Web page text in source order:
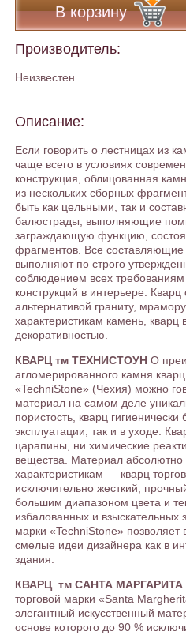
В корзину
Производитель:
Неизвестен
Описание:
Если говорить о лестницах из
чаще всего в условиях
конструкция, облицованная
из нескольких сборных
быть как цельными, так и
балюстрады, выполняющие
заграждающую функцию,
фрагментов. Все составляющие
выполняют по строго
соблюдением всех
конструкций в интерьере. Кварц
альтернативой граниту,
характеристикам камень,
декоративностью.
КВАРЦ тм ТЕХНИСТОУН О
агломерированного камня
«TechniStone» (Чехия) можно
материал на самом деле
пористость, кварц гигиенически
эксплуатации, так и в уходе.
царапины, ни химические
вещества. Материал абсолютно
характеристикам — кварц
исключительно жесткий,
большим диапазоном цвета и
избалованных и взыскательных
марки «TechniStone» позволяет
смелые идеи дизайнера как в
здания.
КВАРЦ тм САНТА МАРГАРИТА
торговой марки «Santa
элегантный искусственный
основе которого до 90 %